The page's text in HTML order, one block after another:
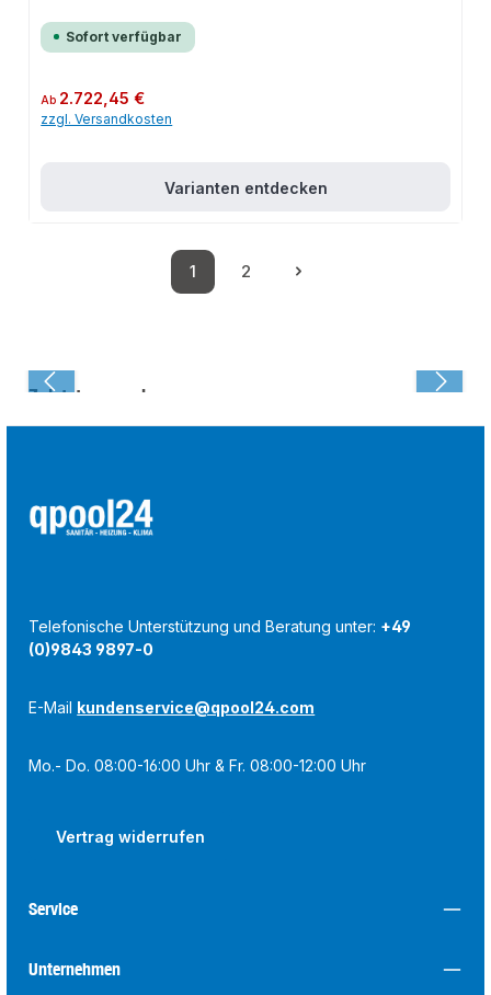
Sofort verfügbar
Regulärer Preis:
Ab 2.722,45 €
zzgl. Versandkosten
Varianten entdecken
Seite
1
Seite
2
Zuletzt angesehen:
Telefonische Unterstützung und Beratung unter: +49
(0)9843 9897-0
E-Mail kundenservice@qpool24.com
Mo.- Do. 08:00-16:00 Uhr & Fr. 08:00-12:00 Uhr
Vertrag widerrufen
Service
Unternehmen